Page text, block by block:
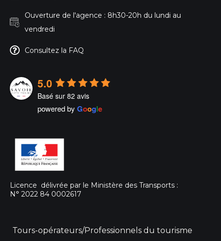
Ouverture de l'agence : 8h30-20h du lundi au
vendredi
Consultez la FAQ
5.0
Basé sur 82 avis
powered by Google
Licence délivrée par le Ministère des Transports :
N° 2022 84 0002617
Tours-opérateurs/Professionnels du tourisme